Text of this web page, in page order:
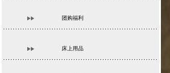
团购福利
床上用品